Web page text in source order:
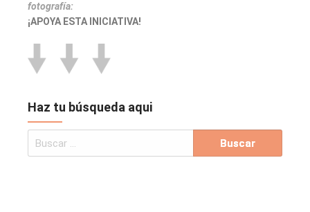
fotografía:
¡APOYA ESTA INICIATIVA!
Haz tu búsqueda aqui